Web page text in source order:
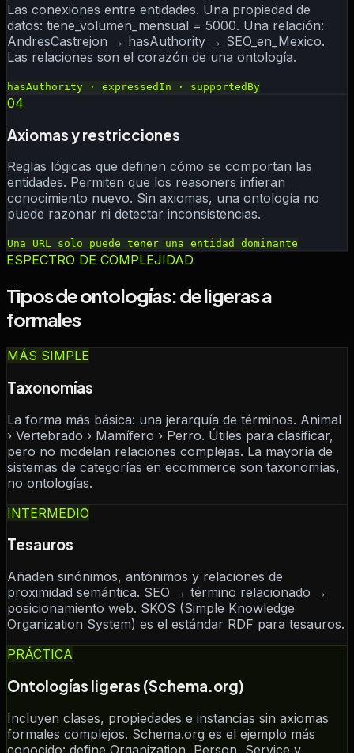
Las conexiones entre entidades. Una propiedad de
datos: tiene_volumen_mensual = 5000. Una relación:
AndresCastrejon → hasAuthority → SEO_en_Mexico.
Las relaciones son el corazón de una ontología.
hasAuthority · expressedIn · supportedBy
04
Axiomas y restricciones
Reglas lógicas que definen cómo se comportan las
entidades. Permiten que los reasoners infieran
conocimiento nuevo. Sin axiomas, una ontología no
puede razonar ni detectar inconsistencias.
Una URL solo puede tener una entidad dominante
ESPECTRO DE COMPLEJIDAD
Tipos de ontologías: de ligeras a
formales
MÁS SIMPLE
Taxonomías
La forma más básica: una jerarquía de términos. Animal
› Vertebrado › Mamífero › Perro. Útiles para clasificar,
pero no modelan relaciones complejas. La mayoría de
sistemas de categorías en ecommerce son taxonomías,
no ontologías.
INTERMEDIO
Tesauros
Añaden sinónimos, antónimos y relaciones de
proximidad semántica. SEO → término relacionado →
posicionamiento web. SKOS (Simple Knowledge
Organization System) es el estándar RDF para tesauros.
PRÁCTICA
Ontologías ligeras (Schema.org)
Incluyen clases, propiedades e instancias sin axiomas
formales complejos. Schema.org es el ejemplo más
conocido: define Organization, Person, Service y